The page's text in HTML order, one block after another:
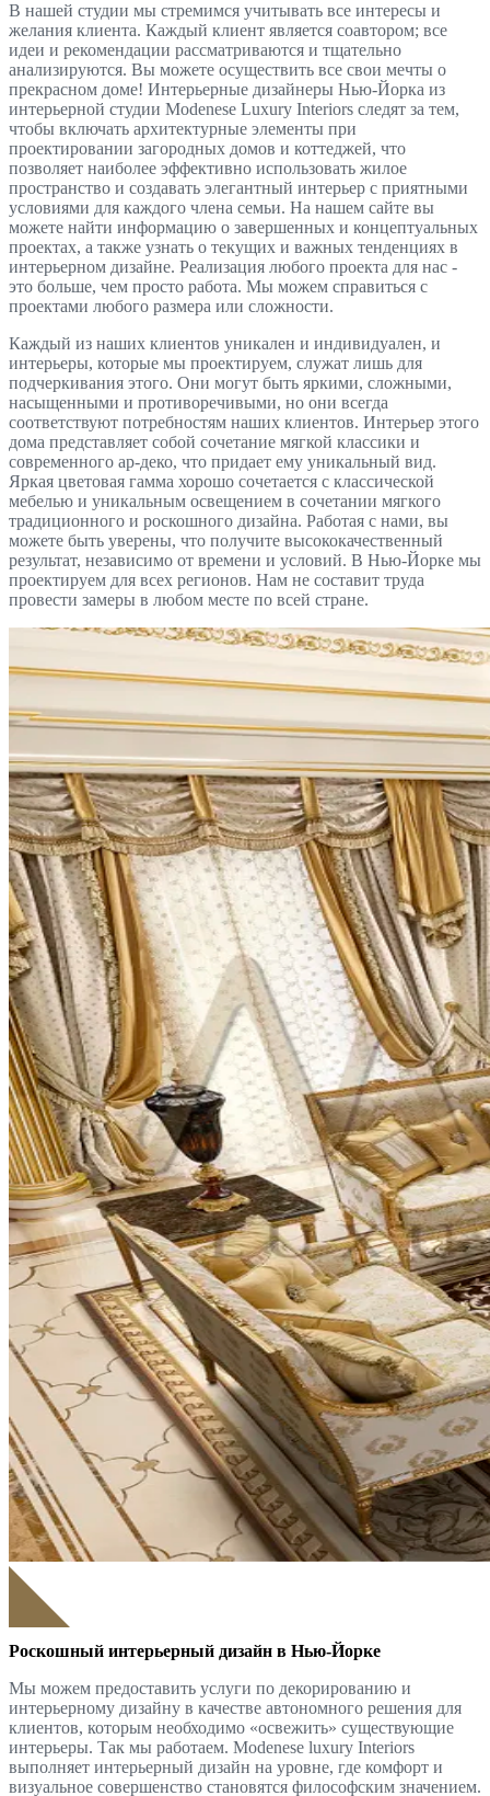
В нашей студии мы стремимся учитывать все интересы и
желания клиента. Каждый клиент является соавтором; все
идеи и рекомендации рассматриваются и тщательно
анализируются. Вы можете осуществить все свои мечты о
прекрасном доме! Интерьерные дизайнеры Нью-Йорка из
интерьерной студии Modenese Luxury Interiors следят за тем,
чтобы включать архитектурные элементы при
проектировании загородных домов и коттеджей, что
позволяет наиболее эффективно использовать жилое
пространство и создавать элегантный интерьер с приятными
условиями для каждого члена семьи. На нашем сайте вы
можете найти информацию о завершенных и концептуальных
проектах, а также узнать о текущих и важных тенденциях в
интерьерном дизайне. Реализация любого проекта для нас -
это больше, чем просто работа. Мы можем справиться с
проектами любого размера или сложности.
Каждый из наших клиентов уникален и индивидуален, и
интерьеры, которые мы проектируем, служат лишь для
подчеркивания этого. Они могут быть яркими, сложными,
насыщенными и противоречивыми, но они всегда
соответствуют потребностям наших клиентов. Интерьер этого
дома представляет собой сочетание мягкой классики и
современного ар-деко, что придает ему уникальный вид.
Яркая цветовая гамма хорошо сочетается с классической
мебелью и уникальным освещением в сочетании мягкого
традиционного и роскошного дизайна. Работая с нами, вы
можете быть уверены, что получите высококачественный
результат, независимо от времени и условий. В Нью-Йорке мы
проектируем для всех регионов. Нам не составит труда
провести замеры в любом месте по всей стране.
Роскошный интерьерный дизайн в Нью-Йорке
Мы можем предоставить услуги по декорированию и
интерьерному дизайну в качестве автономного решения для
клиентов, которым необходимо «освежить» существующие
интерьеры. Так мы работаем. Modenese luxury Interiors
выполняет интерьерный дизайн на уровне, где комфорт и
визуальное совершенство становятся философским значением.